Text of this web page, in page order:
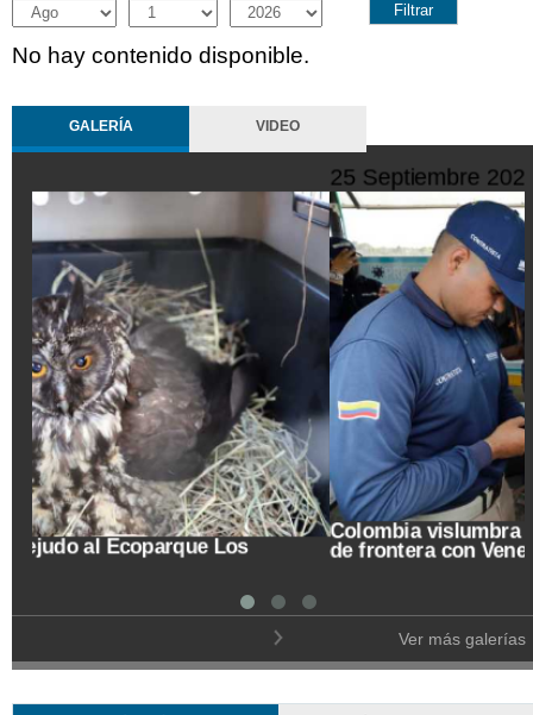
Month
Day Year
No hay contenido disponible.
GALERÍA VIDEO
Trasladan a búho orejudo al Ecoparque Los
Ver más galerías